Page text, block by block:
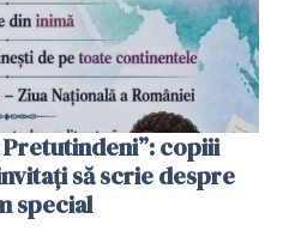
copiii
să scrie despre
special